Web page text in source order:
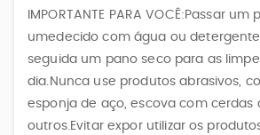
IMPORTANTE PARA VOCÊ:Passar
umedecido com água ou
seguida um pano seco para as
dia.Nunca use produtos abrasivos,
esponja de aço, escova com cerdas
outros.Evitar expor utilizar os